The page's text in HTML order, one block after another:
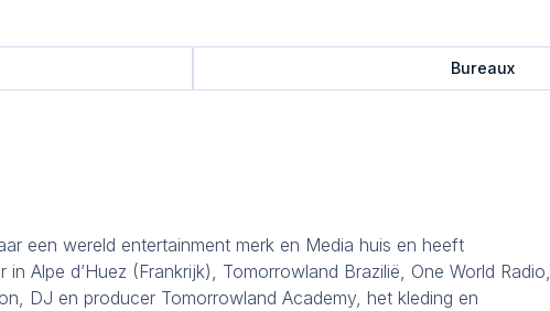
Bureaux
een wereld entertainment merk en Media huis en heeft
Alpe d’Huez (Frankrijk), Tomorrowland Brazilië, One World Radio,
DJ en producer Tomorrowland Academy, het kleding en